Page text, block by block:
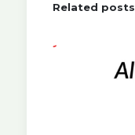
Related posts